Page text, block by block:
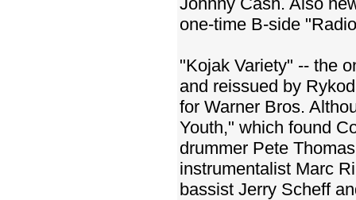
one-time B-side
"Kojak Variety" -- the
and reissued by
for Warner Bros.
Youth," which found
drummer Pete
instrumentalist Marc
bassist Jerry Scheff